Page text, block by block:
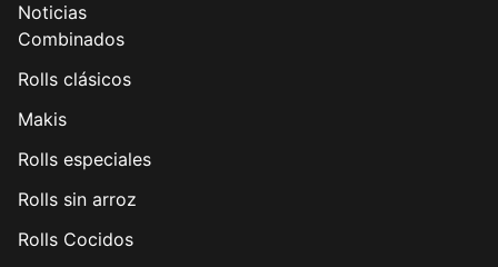
Noticias
Combinados
Rolls clásicos
Makis
Rolls especiales
Rolls sin arroz
Rolls Cocidos